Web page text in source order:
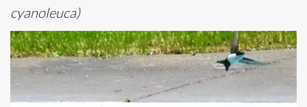
cyanoleuca)